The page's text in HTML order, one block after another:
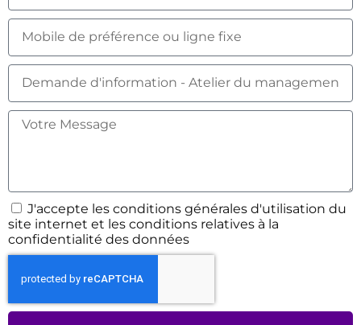
J'accepte les conditions générales d'utilisation du
site internet et les conditions relatives à la
confidentialité des données